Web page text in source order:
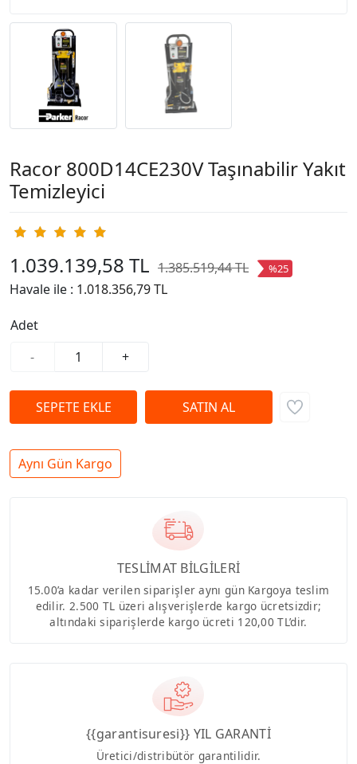
Racor 800D14CE230V Taşınabilir Yakıt
Temizleyici
1.039.139,58 TL 1.385.519,44 TL %25
Havale ile : 1.018.356,79 TL
Adet
-
+
Aynı Gün Kargo
TESLİMAT BİLGİLERİ
15.00’a kadar verilen siparişler aynı gün Kargoya teslim
edilir. 2.500 TL üzeri alışverişlerde kargo ücretsizdir;
altındaki siparişlerde kargo ücreti 120,00 TL’dir.
{{garantisuresi}} YIL GARANTİ
Üretici/distribütör garantilidir.